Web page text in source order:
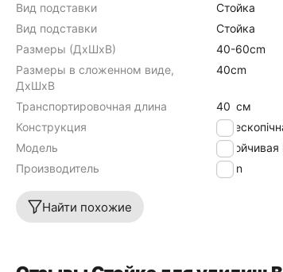
Вид подставки
Стойка
Вид подставки
Стойка
Размеры (ДхШхВ)
40-60cm
Размеры в сложенном виде,
ДхШхВ
40cm
Транспортировочная длина 40 см
Конструкция
Модель
Устойчивая
Производитель
Brain
Найти похожие